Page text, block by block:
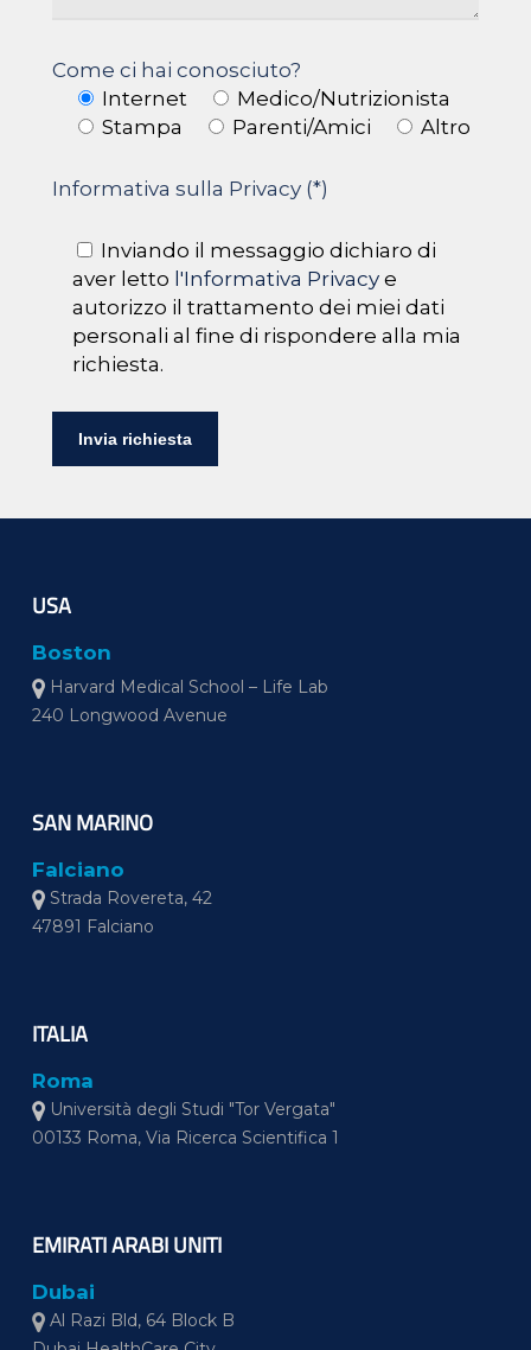
Come ci hai conosciuto?
Internet
Medico/Nutrizionista
Stampa
Parenti/Amici Altro
Informativa sulla Privacy (*)
Inviando il messaggio dichiaro di
aver letto l'Informativa Privacye
autorizzo il trattamento dei miei dati
personali al fine di rispondere alla mia
richiesta.
USA
Boston
Harvard Medical School – Life Lab
240 Longwood Avenue
SAN MARINO
Falciano
Strada Rovereta, 42
47891 Falciano
ITALIA
Roma
Università degli Studi "Tor Vergata"
00133 Roma, Via Ricerca Scientifica 1
EMIRATI ARABI UNITI
Dubai
Al Razi Bld, 64 Block B